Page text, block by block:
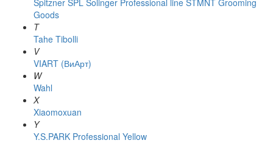
Spitzner SPL Solinger Professional line STMNT Grooming
Goods
T
Tahe Tibolli
V
VIART (ВиАрт)
W
Wahl
X
Xiaomoxuan
Y
Y.S.PARK Professional Yellow